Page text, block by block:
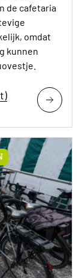
de cafetaria
omdat
kunnen